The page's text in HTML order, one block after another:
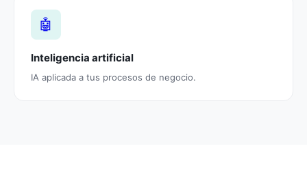
🤖
Inteligencia artificial
IA aplicada a tus procesos de negocio.